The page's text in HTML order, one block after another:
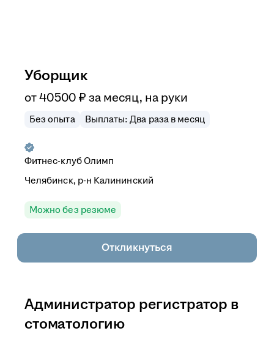
Уборщик
от40 500 ₽ за месяц, на руки
Без опыта Выплаты: Два раза в месяц
Фитнес-клуб Олимп
Челябинск, р-н Калининский
Можно без резюме
Откликнуться
Администратор регистратор в
стоматологию